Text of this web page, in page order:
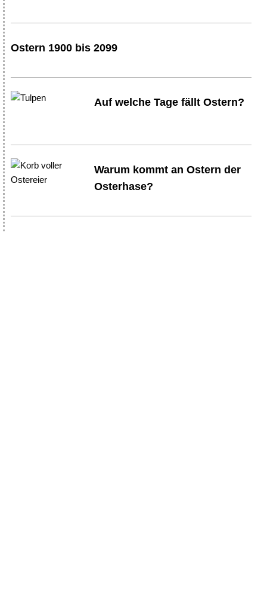
Ostern 1900 bis 2099
Auf welche Tage fällt Ostern?
Warum kommt an Ostern der
Osterhase?